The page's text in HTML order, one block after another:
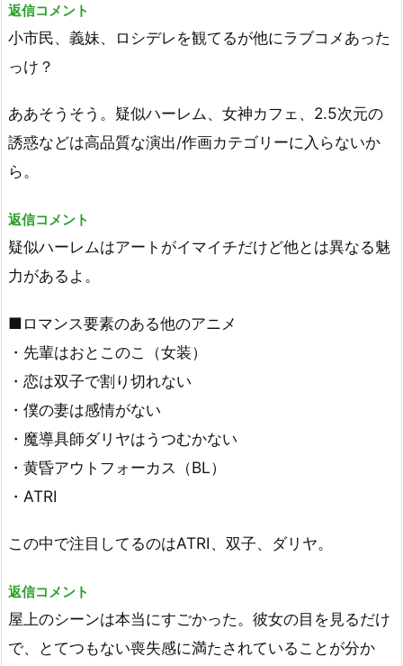
返信コメント
小市民、義妹、ロシデレを観てるが他にラブコメあった
っけ？
ああそうそう。疑似ハーレム、女神カフェ、2.5次元の
誘惑などは高品質な演出/作画カテゴリーに入らないか
ら。
返信コメント
疑似ハーレムはアートがイマイチだけど他とは異なる魅
力があるよ。
■ロマンス要素のある他のアニメ
・先輩はおとこのこ（女装）
・恋は双子で割り切れない
・僕の妻は感情がない
・魔導具師ダリヤはうつむかない
・黄昏アウトフォーカス（BL）
・ATRI
この中で注目してるのはATRI、双子、ダリヤ。
返信コメント
屋上のシーンは本当にすごかった。彼女の目を見るだけ
で、とてつもない喪失感に満たされていることが分か